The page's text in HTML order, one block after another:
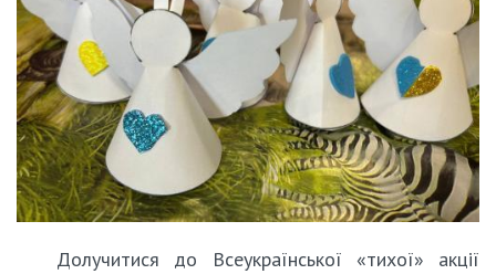
Долучитися до Всеукраїнської «тихої» акції